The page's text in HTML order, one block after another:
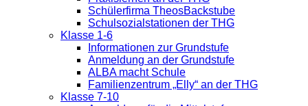
Schülerfirma TheosBackstube
Schulsozialstationen der THG
Klasse 1-6
Informationen zur Grundstufe
Anmeldung an der Grundstufe
ALBA macht Schule
Familienzentrum „Elly“ an der THG
Klasse 7-10